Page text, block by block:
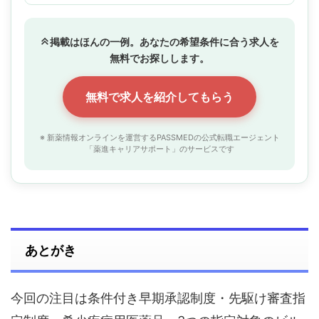
掲載はほんの一例。あなたの希望条件に合う求人を
無料でお探しします。
無料で求人を紹介してもらう
※ 新薬情報オンラインを運営するPASSMEDの公式転職エージェント
「薬進キャリアサポート」のサービスです
あとがき
今回の注目は条件付き早期承認制度・先駆け審査指